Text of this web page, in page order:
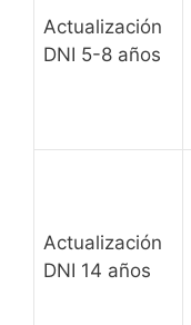
Actualización
DNI 5-8 años
Actualización
DNI 14 años